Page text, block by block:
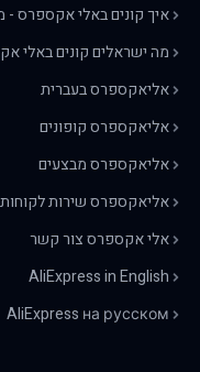
איך קונים באלי אקספרס -
מה ישראלים קונים באלי
אליאקספרס בעברית
אליאקספרס קופונים
אליאקספרס מבצעים
אליאקספרס שירות לקוחות
אלי אקספרס צור קשר
AliExpress in English
AliExpress на русском